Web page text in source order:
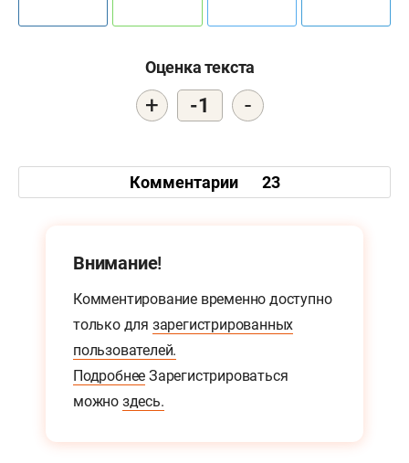
Оценка текста
+ -1 -
Комментарии 23
Внимание!
Комментирование временно доступно
только для зарегистрированных
пользователей.
Подробнее Зарегистрироваться
можно здесь.